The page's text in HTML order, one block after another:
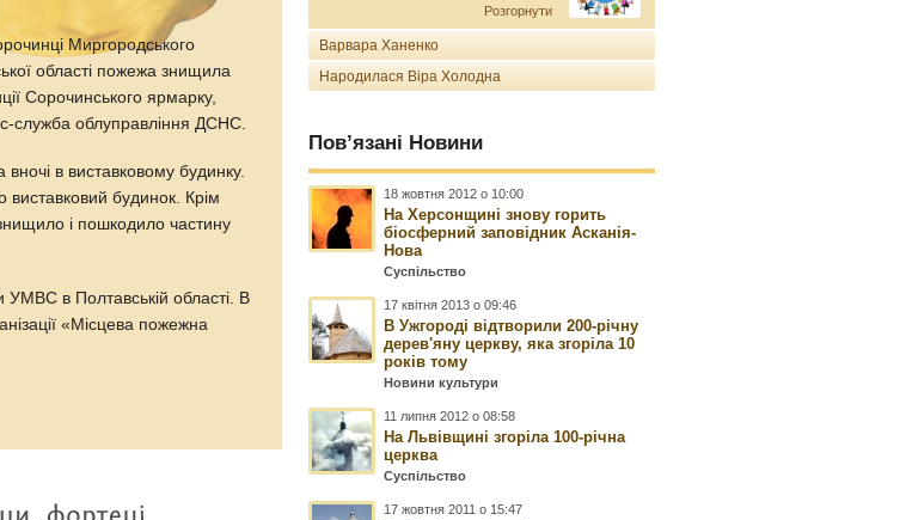
Миргородського
області пожежа знищила
Сорочинського ярмарку,
служба облуправління ДСНС.
в виставковому будинку.
будинок. Крім
і пошкодило частину
УМВС в Полтавській області. В
«Місцева пожежна
Розгорнути
Варвара Ханенко
Народилася Віра Холодна
Пов’язані Новини
18 жовтня 2012 о 10:00
На Херсонщині знову горить
біосферний заповідник Асканія-
Нова
Суспільство
17 квітня 2013 о 09:46
В Ужгороді відтворили 200-річну
дерев'яну церкву, яка згоріла 10
років тому
Новини культури
11 липня 2012 о 08:58
На Львівщині згоріла 100-річна
церква
Суспільство
17 жовтня 2011 о 15:47